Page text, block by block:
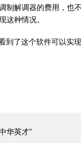
制解调器的费用，也
这种情况。
到了这个软件可以实
华英才"